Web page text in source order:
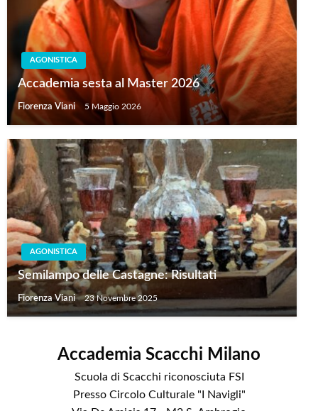
AGONISTICA
Accademia sesta al Master 2026
Fiorenza Viani 5 Maggio 2026
AGONISTICA
Semilampo delle Castagne: Risultati
Fiorenza Viani 23 Novembre 2025
Accademia Scacchi Milano
Scuola di Scacchi riconosciuta FSI
Presso Circolo Culturale "I Navigli"